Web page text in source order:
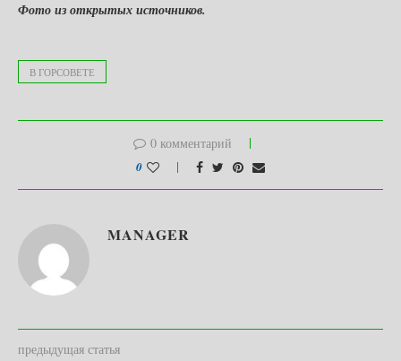
Фото из открытых источников.
В ГОРСОВЕТЕ
0 комментарий
0
MANAGER
предыдущая статья